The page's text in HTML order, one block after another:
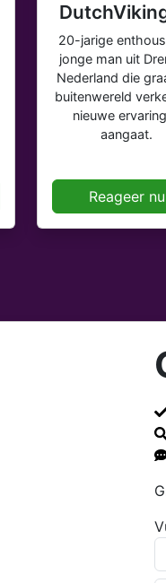
20-jarige
jonge man uit
Nederland die
buitenwereld
nieuwe
aangaat.
Reageer nu